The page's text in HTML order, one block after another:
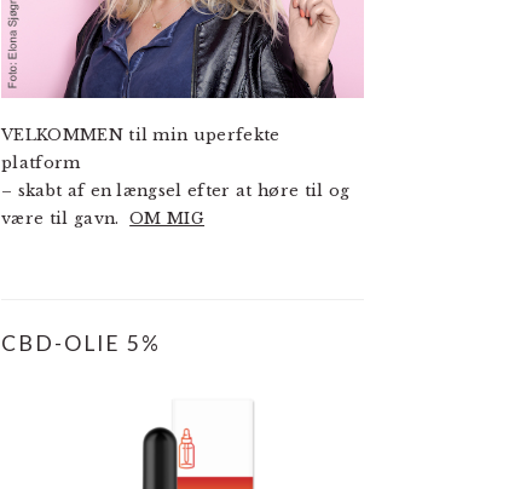
VELKOMMEN til min uperfekte
platform
– skabt af en længsel efter at høre til og
være til gavn.OM MIG
CBD-OLIE 5%